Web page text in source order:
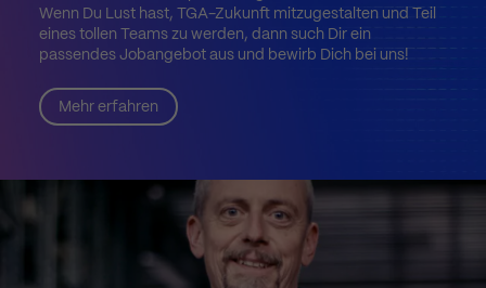
Wenn Du Lust hast, TGA-Zukunft mitzugestalten und Teil
eines tollen Teams zu werden, dann such Dir ein
passendes Jobangebot aus und bewirb Dich bei uns!
Mehr erfahren